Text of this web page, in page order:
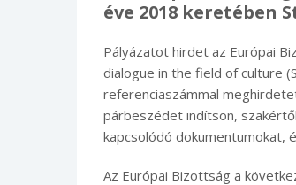
éve 2018
Pályázatot hirdet az Európai
dialogue in the field of culture
referenciaszámmal
párbeszédet indítson,
kapcsolódó dokumentumokat,
Az Európai Bizottság a